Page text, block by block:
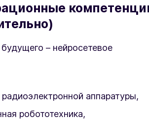
– нейросетевое
аппаратуры,
робототехника,